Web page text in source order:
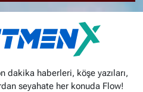
dakika haberleri, köşe yazıları,
seyahate her konuda Flow!